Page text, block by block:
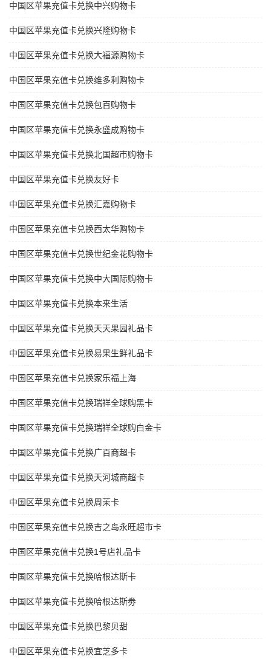
中国区苹果充值卡兑换中兴购物卡
中国区苹果充值卡兑换兴隆购物卡
中国区苹果充值卡兑换大福源购物卡
中国区苹果充值卡兑换维多利购物卡
中国区苹果充值卡兑换包百购物卡
中国区苹果充值卡兑换永盛成购物卡
中国区苹果充值卡兑换北国超市购物卡
中国区苹果充值卡兑换友好卡
中国区苹果充值卡兑换汇嘉购物卡
中国区苹果充值卡兑换西太华购物卡
中国区苹果充值卡兑换世纪金花购物卡
中国区苹果充值卡兑换中大国际购物卡
中国区苹果充值卡兑换本来生活
中国区苹果充值卡兑换天天果园礼品卡
中国区苹果充值卡兑换易果生鲜礼品卡
中国区苹果充值卡兑换家乐福上海
中国区苹果充值卡兑换瑞祥全球购黑卡
中国区苹果充值卡兑换瑞祥全球购白金卡
中国区苹果充值卡兑换广百商超卡
中国区苹果充值卡兑换天河城商超卡
中国区苹果充值卡兑换周茉卡
中国区苹果充值卡兑换吉之岛永旺超市卡
中国区苹果充值卡兑换1号店礼品卡
中国区苹果充值卡兑换哈根达斯卡
中国区苹果充值卡兑换哈根达斯劵
中国区苹果充值卡兑换巴黎贝甜
中国区苹果充值卡兑换宜芝多卡